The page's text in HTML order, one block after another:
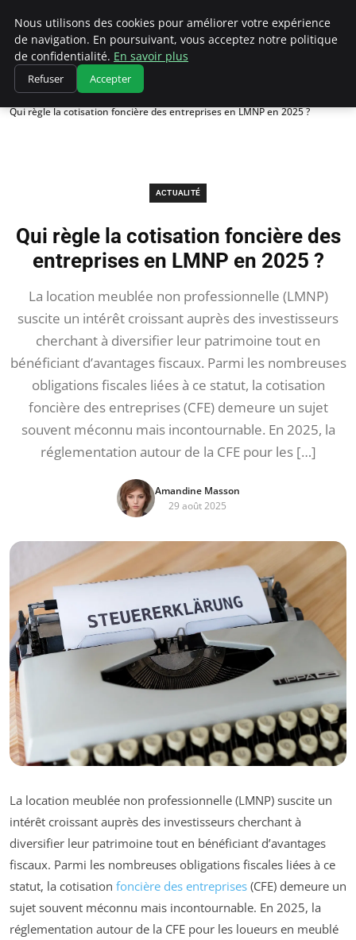
Chasseur De Tête
Accueil
Actualité
Qui règle la cotisation foncière des entreprises en LMNP en 2025 ?
ACTUALITÉ
Qui règle la cotisation foncière des
entreprises en LMNP en 2025 ?
La location meublée non professionnelle (LMNP)
suscite un intérêt croissant auprès des investisseurs
cherchant à diversifier leur patrimoine tout en
bénéficiant d’avantages fiscaux. Parmi les nombreuses
obligations fiscales liées à ce statut, la cotisation
foncière des entreprises (CFE) demeure un sujet
souvent méconnu mais incontournable. En 2025, la
réglementation autour de la CFE pour les […]
Amandine Masson
29 août 2025
La location meublée non professionnelle (LMNP) suscite un
intérêt croissant auprès des investisseurs cherchant à
diversifier leur patrimoine tout en bénéficiant d’avantages
fiscaux. Parmi les nombreuses obligations fiscales liées à ce
statut, la cotisation foncière des entreprises (CFE) demeure un
sujet souvent méconnu mais incontournable. En 2025, la
réglementation autour de la CFE pour les loueurs en meublé
Nous utilisons des cookies pour améliorer votre expérience
de navigation. En poursuivant, vous acceptez notre politique
de confidentialité. En savoir plus
Refuser Accepter